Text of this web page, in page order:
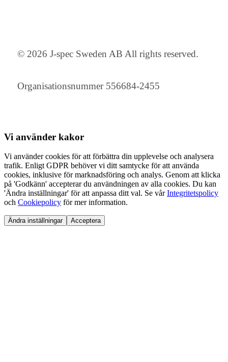
© 2026 J-spec Sweden AB All rights reserved.
Organisationsnummer 556684-2455
Vi använder kakor
Vi använder cookies för att förbättra din upplevelse och analysera
trafik. Enligt GDPR behöver vi ditt samtycke för att använda
cookies, inklusive för marknadsföring och analys. Genom att klicka
på 'Godkänn' accepterar du användningen av alla cookies. Du kan
'Ändra inställningar' för att anpassa ditt val. Se vårIntegritetspolicy
och Cookiepolicy för mer information.
Ändra inställningar Acceptera